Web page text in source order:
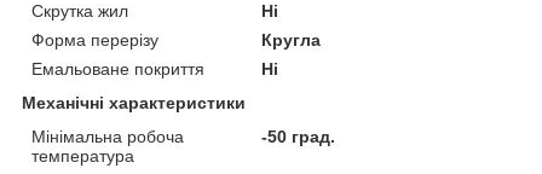
Скрутка жил
Ні
Форма перерізу
Кругла
Емальоване покриття
Ні
Механічні характеристики
Мінімальна робоча
температура
-50 град.